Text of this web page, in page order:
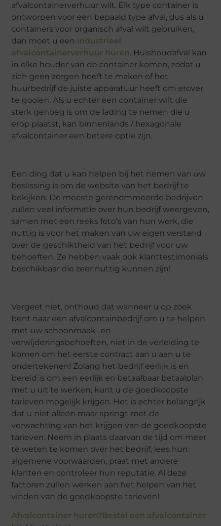
afvalcontainerverhuur wilt. Elk type container is
ontworpen voor een bepaald type afval, dus als u
containers voor organisch afval wilt gebruiken,
dan moet u een industrieel
afvalcontainerverhuur huren. Huishoudafval kan
in elke houder van de container komen, zodat u
zich geen zorgen hoeft te maken of het
huurbedrijf de juiste apparatuur heeft om erover
te gooien. Als u echter een container wilt die
sterk genoeg is om de lading te nemen die u
erop plaatst, kan binnenlands / hexagonale
afvalcontainer een betere optie zijn.
Een ding dat u kan helpen bij het nemen van uw
beslissing is om de website van het bedrijf te
bekijken. De meeste gerenommeerde bedrijven
zullen veel informatie over hun bedrijf weergeven,
samen met een reeks foto’s van hun werk, die
nuttig is voor het maken van uw eigen verstand
over de geschiktheid van het bedrijf voor uw
behoeften. Ze hebben vaak ook klanttestimonials
beschikbaar die zeer nuttig kunnen zijn!
Vergeet niet, onthoud dat wanneer u op zoek
bent naar een afvalcontainbedrijf om u te helpen
met uw schoonmaak- en
verwijderingsbehoeften, niet in de verleiding te
komen om het eerste contract aan u aan u te
ondertekenen! Zolang het bedrijf eerlijk is en
bereid is om een eerlijk en betaalbaar betaalplan
met u uit te werken, kunt u de goedkoopste
tarieven mogelijk krijgen. Het is echter belangrijk
dat u niet alleen maar springt met de
verwachting van het krijgen van de goedkoopste
tarieven. Neem in plaats daarvan de tijd om meer
te weten te komen over het bedrijf, lees hun
algemene voorwaarden, praat met andere
klanten en controleer hun reputatie. Al deze
factoren zullen werken aan het helpen van het
vinden van de goedkoopste tarieven!
Afvalcontainer huren?Bestel een afvalcontainer